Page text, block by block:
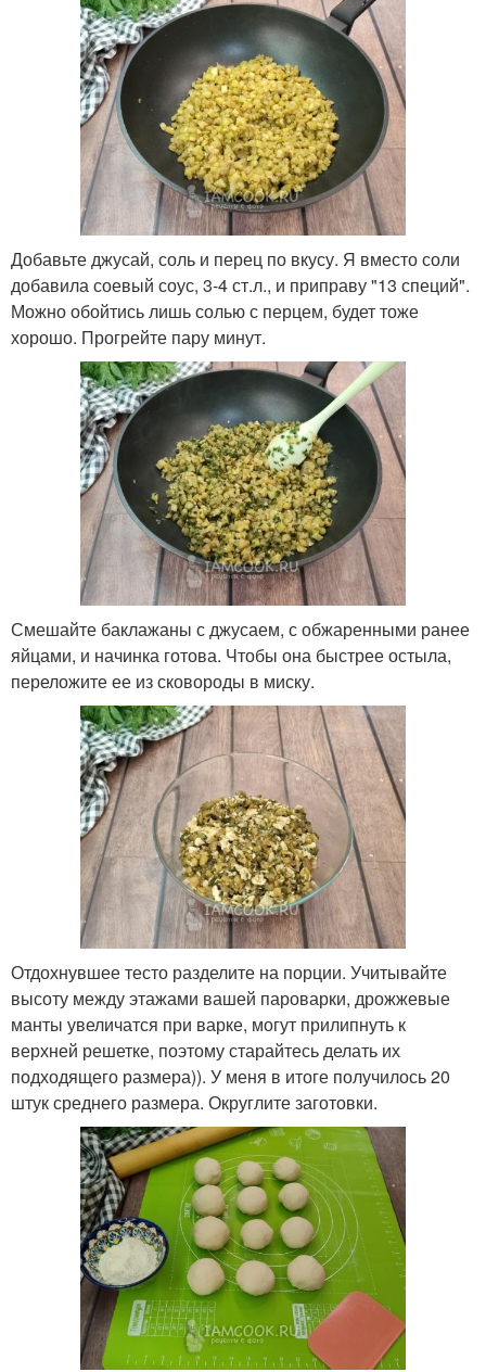
Добавьте джусай, соль и перец по вкусу. Я вместо соли
добавила соевый соус, 3-4 ст.л., и приправу "13 специй".
Можно обойтись лишь солью с перцем, будет тоже
хорошо. Прогрейте пару минут.
Смешайте баклажаны с джусаем, с обжаренными ранее
яйцами, и начинка готова. Чтобы она быстрее остыла,
переложите ее из сковороды в миску.
Отдохнувшее тесто разделите на порции. Учитывайте
высоту между этажами вашей пароварки, дрожжевые
манты увеличатся при варке, могут прилипнуть к
верхней решетке, поэтому старайтесь делать их
подходящего размера)). У меня в итоге получилось 20
штук среднего размера. Округлите заготовки.